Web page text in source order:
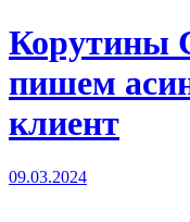
Корутины
пишем
клиент
09.03.2024